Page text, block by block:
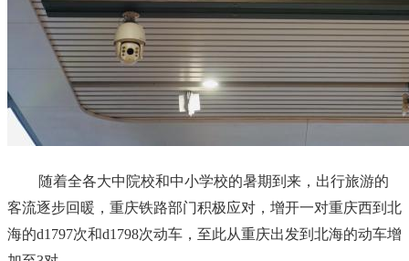
随着全各大中院校和中小学校的暑期到来，出行旅游的
客流逐步回暖，重庆铁路部门积极应对，增开一对重庆西到北
海的d1797次和d1798次动车，至此从重庆出发到北海的动车增